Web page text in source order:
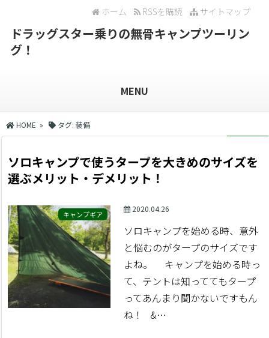
サイトマップ
RSSを購読
ホーム
ドラッグスター乗りの無骨キャンプツーリン
グ！
MENU
HOME » タグ: 装備
ソロキャンプで使うタープを大きめのサイズを
選ぶメリット・デメリット！
キャンプギア
2020.04.26
ソロキャンプを始める時、意外
と悩むのがタープのサイズです
よね。 キャンプを始める時っ
て、テントは知っててもタープ
ってあんまり聞かないですもん
ね！ &…